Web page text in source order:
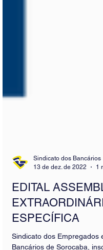
13 de dez. de 2022
1
EDITAL
ESPECÍFICA